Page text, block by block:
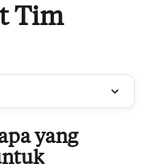
Tim
yang